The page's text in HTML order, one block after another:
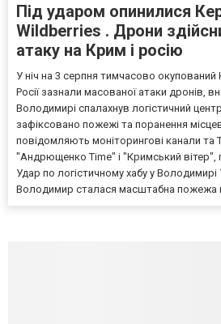
Під ударом опинилися
Wildberries . Дрони
атаку на Крим і росію
У ніч на 3 серпня тимчасово окупований
Росії зазнали масованої атаки дронів,
Володимирі спалахнув логістичний
зафіксовано пожежі та поранення
повідомляють моніторингові канали та
"Андрющенко Time" і "Кримський вітер",
Удар по логістичному хабу у Володимирі
Володимир сталася масштабна пожежа на